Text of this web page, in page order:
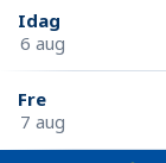
Idag
6 aug
Fre
7 aug